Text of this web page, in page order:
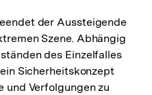
der Aussteigende
Szene. Abhängig
des Einzelfalles
Sicherheitskonzept
und Verfolgungen zu